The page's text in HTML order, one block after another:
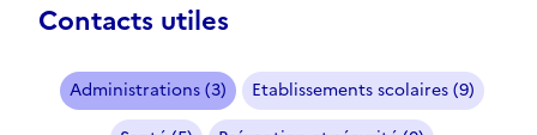
Contacts utiles
Administrations (3)
Etablissements scolaires (9)